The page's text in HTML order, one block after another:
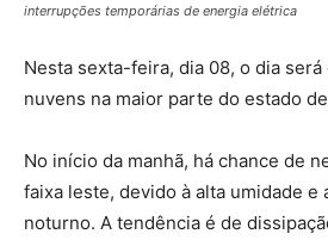
interrupções temporárias de energia elétrica
Nesta sexta-feira, dia 08, o dia
nuvens na maior parte do estado
No início da manhã, há chance de
faixa leste, devido à alta umidade e
noturno. A tendência é de